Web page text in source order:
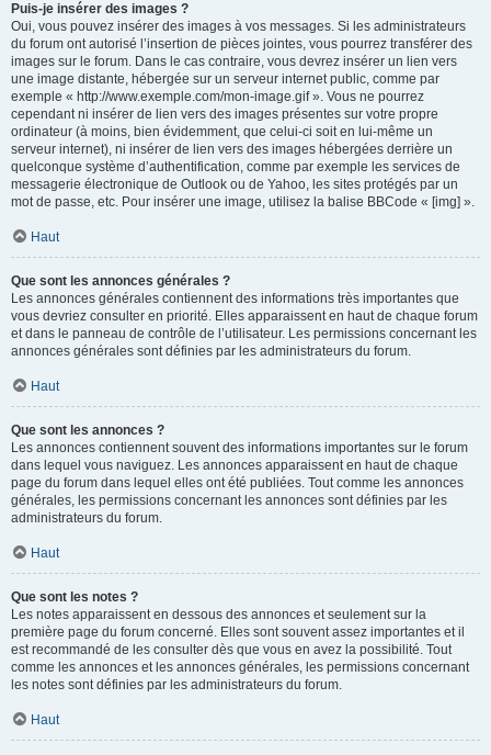
Puis-je insérer des images ?
Oui, vous pouvez insérer des images à vos messages. Si les administrateurs
du forum ont autorisé l’insertion de pièces jointes, vous pourrez transférer des
images sur le forum. Dans le cas contraire, vous devrez insérer un lien vers
une image distante, hébergée sur un serveur internet public, comme par
exemple « http://www.exemple.com/mon-image.gif ». Vous ne pourrez
cependant ni insérer de lien vers des images présentes sur votre propre
ordinateur (à moins, bien évidemment, que celui-ci soit en lui-même un
serveur internet), ni insérer de lien vers des images hébergées derrière un
quelconque système d’authentification, comme par exemple les services de
messagerie électronique de Outlook ou de Yahoo, les sites protégés par un
mot de passe, etc. Pour insérer une image, utilisez la balise BBCode « [img] ».
Haut
Que sont les annonces générales ?
Les annonces générales contiennent des informations très importantes que
vous devriez consulter en priorité. Elles apparaissent en haut de chaque forum
et dans le panneau de contrôle de l’utilisateur. Les permissions concernant les
annonces générales sont définies par les administrateurs du forum.
Haut
Que sont les annonces ?
Les annonces contiennent souvent des informations importantes sur le forum
dans lequel vous naviguez. Les annonces apparaissent en haut de chaque
page du forum dans lequel elles ont été publiées. Tout comme les annonces
générales, les permissions concernant les annonces sont définies par les
administrateurs du forum.
Haut
Que sont les notes ?
Les notes apparaissent en dessous des annonces et seulement sur la
première page du forum concerné. Elles sont souvent assez importantes et il
est recommandé de les consulter dès que vous en avez la possibilité. Tout
comme les annonces et les annonces générales, les permissions concernant
les notes sont définies par les administrateurs du forum.
Haut